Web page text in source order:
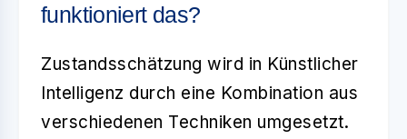
funktioniert das?
Zustandsschätzung wird in Künstlicher
Intelligenz durch eine Kombination aus
verschiedenen Techniken umgesetzt.